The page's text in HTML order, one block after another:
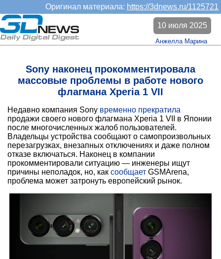
Оригинал материала: https://3dnews.ru/1125721
Sony наконец прокомментировала
массовые проблемы в работе нового
флагмана Xperia 1 VII
10 июля 2025
Анжелла Марина
Недавно компания Sony временно прекратила
продажи своего нового флагмана Xperia 1 VII в Японии
после многочисленных жалоб пользователей.
Владельцы устройства сообщают о самопроизвольных
перезагрузках, внезапных отключениях и даже полном
отказе включаться. Наконец в компании
прокомментировали ситуацию — инженеры ищут
причины неполадок, но, как сообщает GSMArena,
проблема может затронуть европейский рынок.